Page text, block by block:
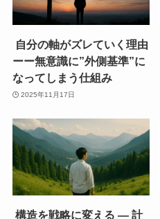
自分の軸がズレていく理由
ーー無意識に”外側基準”に
なってしまう仕組み
2025年11月17日
構造を戦略に変える ― 計